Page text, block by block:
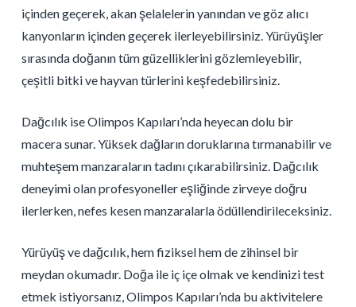
içinden geçerek, akan şelalelerin yanından ve göz alıcı
kanyonların içinden geçerek ilerleyebilirsiniz. Yürüyüşler
sırasında doğanın tüm güzelliklerini gözlemleyebilir,
çeşitli bitki ve hayvan türlerini keşfedebilirsiniz.
Dağcılık ise Olimpos Kapıları’nda heyecan dolu bir
macera sunar. Yüksek dağların doruklarına tırmanabilir ve
muhteşem manzaraların tadını çıkarabilirsiniz. Dağcılık
deneyimi olan profesyoneller eşliğinde zirveye doğru
ilerlerken, nefes kesen manzaralarla ödüllendirileceksiniz.
Yürüyüş ve dağcılık, hem fiziksel hem de zihinsel bir
meydan okumadır. Doğa ile iç içe olmak ve kendinizi test
etmek istiyorsanız, Olimpos Kapıları’nda bu aktivitelere